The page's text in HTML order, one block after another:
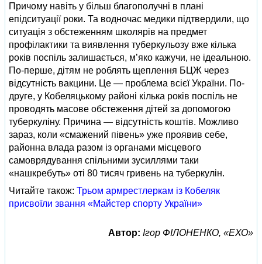
Причому навіть у більш благополучні в плані
епідситуації роки. Та водночас медики підтвердили, що
ситуація з обстеженням школярів на предмет
профілактики та виявлення туберкульозу вже кілька
років поспіль залишається, м’яко кажучи, не ідеальною.
По-перше, дітям не роблять щеплення БЦЖ через
відсутність вакцини. Це — проблема всієї України. По-
друге, у Кобеляцькому районі кілька років поспіль не
проводять масове обстеження дітей за допомогою
туберкуліну. Причина — відсутність коштів. Можливо
зараз, коли «смажений півень» уже проявив себе,
районна влада разом із органами місцевого
самоврядування спільними зусиллями таки
«нашкребуть» оті 80 тисяч гривень на туберкулін.
Читайте також: Трьом армрестлеркам із Кобеляк
присвоїли звання «Майстер спорту України»
Автор: Ігор ФІЛОНЕНКО, «ЕХО»